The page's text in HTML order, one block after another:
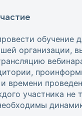
обучение
организации,
времени
участника не